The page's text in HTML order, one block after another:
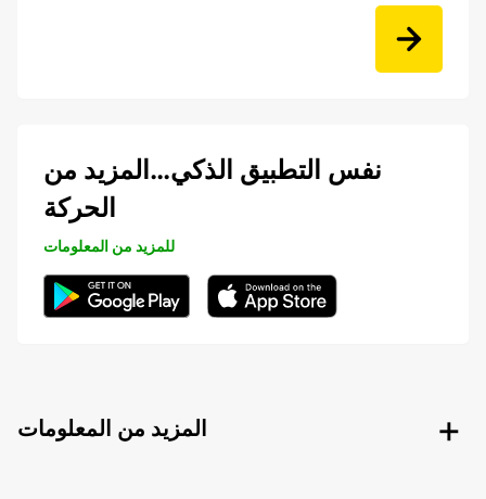
نفس التطبيق الذكي…المزيد من
الحركة
للمزيد من المعلومات
المزيد من المعلومات